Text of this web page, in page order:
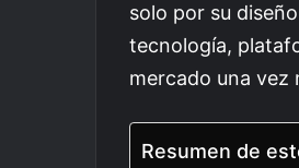
solo por su
tecnología,
mercado una vez
Resumen de